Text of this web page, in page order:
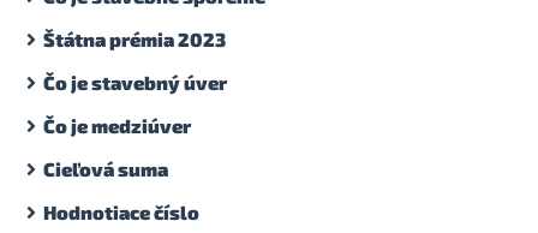
Štátna prémia 2023
Čo je stavebný úver
Čo je medziúver
Cieľová suma
Hodnotiace číslo